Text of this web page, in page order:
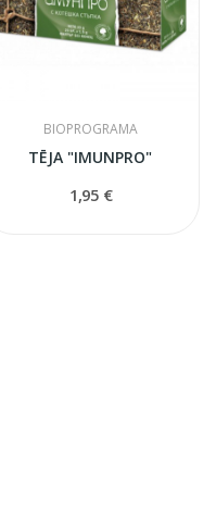
BIOPROGRAMA
TĒJA "IMUNPRO"
1,95 €